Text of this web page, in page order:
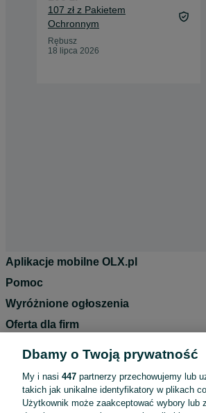
107 zł z Pakietem
Ochronnym
Rębusz
18 lipca 2026
Aplikacje mobilne OLX.pl
Pomoc
Wyróżnione ogłoszenia
Oferta dla firm
Polityka prywatności
Reklama
Dbamy o Twoją prywatność
My i nasi 447 partnerzy przechowujemy lub
takich jak unikalne identyfikatory w plikach
Użytkownik może zaakceptować wybory lub